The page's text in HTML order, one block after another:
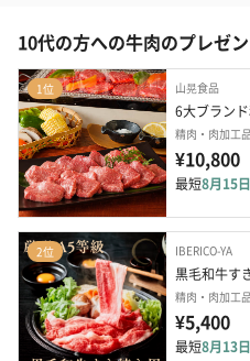
10代の方への牛肉のプレゼ
1位 山晃食品
6大ブラン
精肉・肉加工
¥10,800
最短8月15
2位 IBERICO-YA
黒毛和牛す
精肉・肉加工
¥5,400
最短8月13